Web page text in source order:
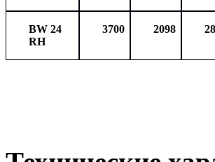
BW 24
RH
3700 2098